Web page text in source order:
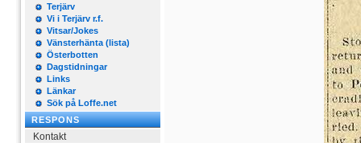
Terjärv
Vi i Terjärv r.f.
Vitsar/Jokes
Vänsterhänta (lista)
Österbotten
Dagstidningar
Links
Länkar
Sök på Loffe.net
RESPONS
Kontakt